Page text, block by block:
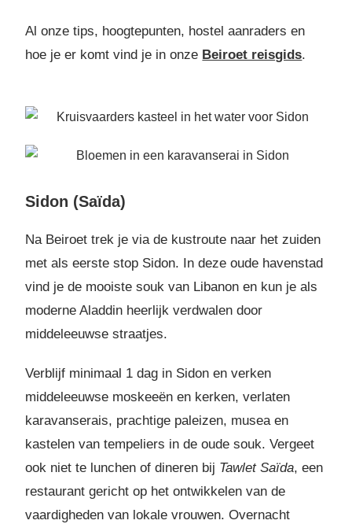
Al onze tips, hoogtepunten, hostel aanraders en
hoe je er komt vind je in onze Beiroet reisgids.
Sidon (Saïda)
Na Beiroet trek je via de kustroute naar het zuiden
met als eerste stop Sidon. In deze oude havenstad
vind je de mooiste souk van Libanon en kun je als
moderne Aladdin heerlijk verdwalen door
middeleeuwse straatjes.
Verblijf minimaal 1 dag in Sidon en verken
middeleeuwse moskeeën en kerken, verlaten
karavanserais, prachtige paleizen, musea en
kastelen van tempeliers in de oude souk. Vergeet
ook niet te lunchen of dineren bij Tawlet Saïda, een
restaurant gericht op het ontwikkelen van de
vaardigheden van lokale vrouwen. Overnacht